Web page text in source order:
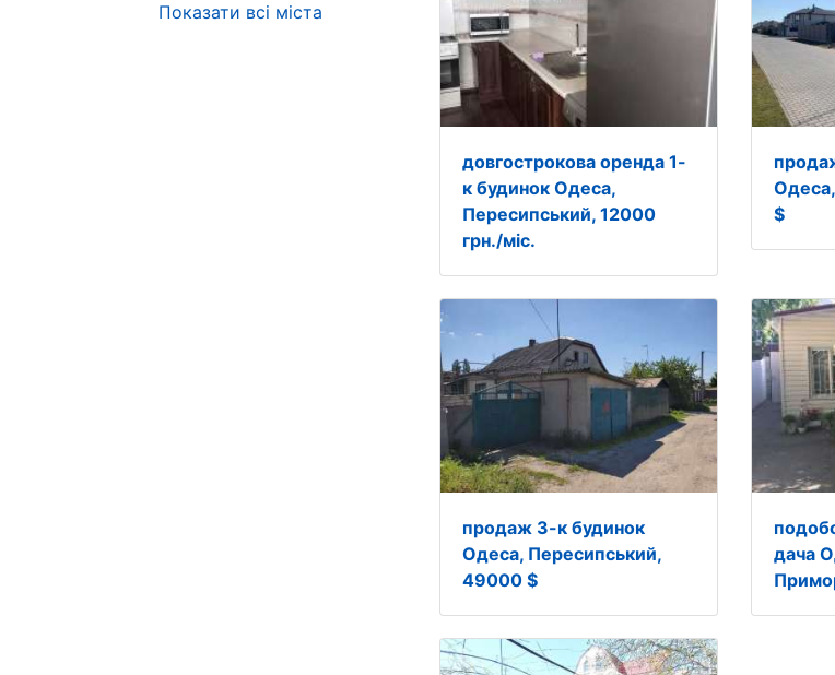
довгострокова оренда 1-
к будинок Одеса,
Пересипський, 12000
грн./міс.
$
продаж 3-к будинок
Одеса, Пересипський,
49000 $
дача
Показати всі міста